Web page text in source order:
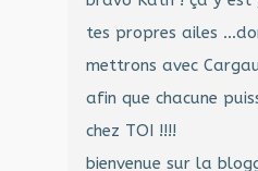
tes propres ailes
mettrons avec
afin que chacune
chez TOI !!!!
bienvenue sur la